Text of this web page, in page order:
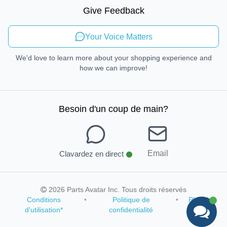
Envoyer des commentaires
Give Feedback
Your Voice Matters
We'd love to learn more about your shopping experience and
how we can improve!
Besoin d'un coup de main?
Clavardez en direct Email
2026 Parts Avatar Inc. Tous droits réservés
Conditions
d'utilisation*
•
Politique de
confidentialité
•
Plan du
site